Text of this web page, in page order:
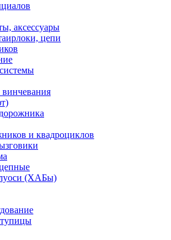
аксессуары
цепи
винчевания
и квадроциклов
(ХАБы)